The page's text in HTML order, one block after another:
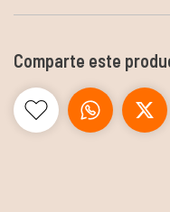
Comparte este